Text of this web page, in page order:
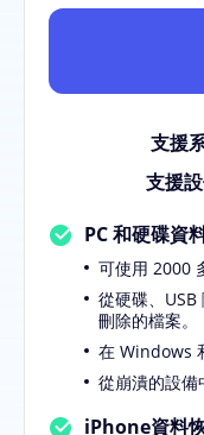
支援
支援
PC 和硬碟資
可使用 2000
從硬碟、USB
刪除的檔案。
在 Windows
從崩潰的設備
iPhone資料